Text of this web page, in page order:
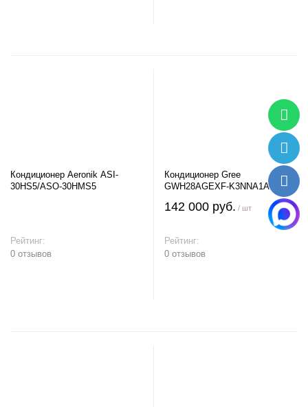
Кондиционер Aeronik ASI-
30HS5/ASO-30HMS5
Рейтинг:
0 отзывов
Кондиционер Gree
GWH28AGEXF-K3NNA1A
142 000 руб. / шт
Рейтинг:
0 отзывов